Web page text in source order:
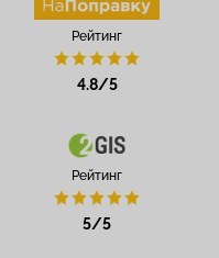
Рейтинг
4.8/5
Рейтинг
5/5